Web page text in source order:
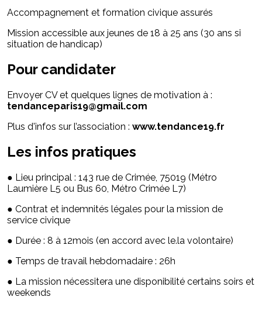
Accompagnement et formation civique assurés
Mission accessible aux jeunes de 18 à 25 ans (30 ans si
situation de handicap)
Pour candidater
Envoyer CV et quelques lignes de motivation à :
tendanceparis19@gmail.com
Plus d'infos sur l’association : www.tendance19.fr
Les infos pratiques
● Lieu principal : 143 rue de Crimée, 75019 (Métro
Laumière L5 ou Bus 60, Métro Crimée L7)
● Contrat et indemnités légales pour la mission de
service civique
● Durée : 8 à 12mois (en accord avec le.la volontaire)
● Temps de travail hebdomadaire : 26h
● La mission nécessitera une disponibilité certains soirs et
weekends